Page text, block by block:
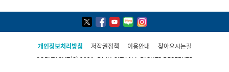
개인정보처리방침 저작권정책 이용안내
찾아오시는길
COPYRIGHT(C) 2021, PAJU CITY ALL RIGHTS RESERVED